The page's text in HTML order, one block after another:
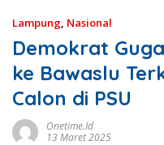
Lampung, Nasional
Demokrat
ke Bawaslu
Calon di PSU
Onetime.id
13 Maret 2025